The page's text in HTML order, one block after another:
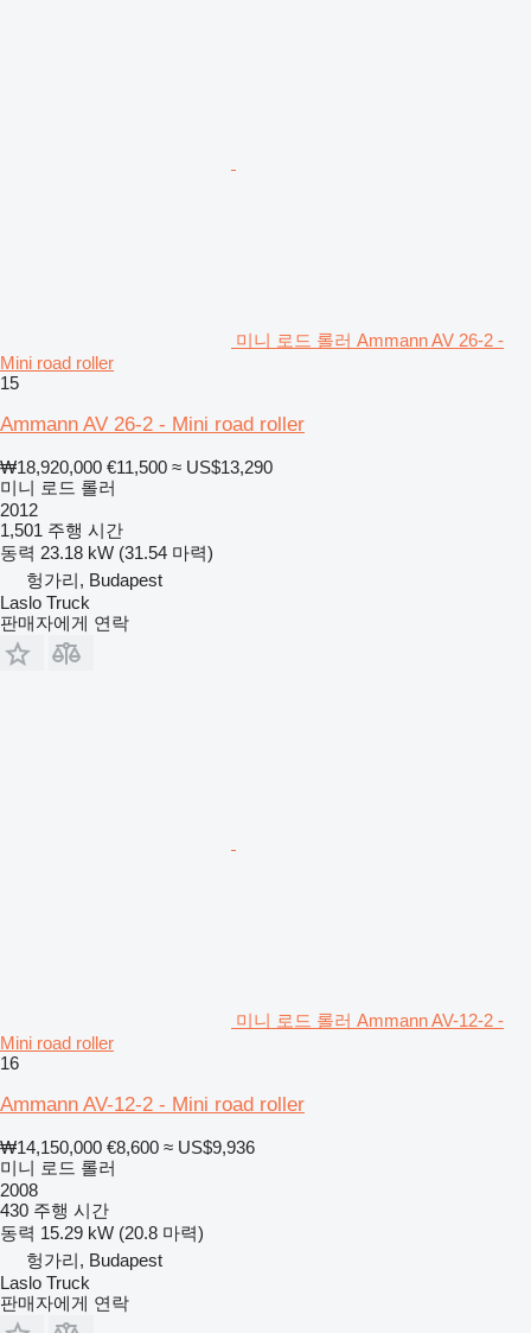
미니 로드 롤러 Ammann AV 26-2 -
Mini road roller
15
Ammann AV 26-2 - Mini road roller
₩18,920,000 €11,500 ≈ US$13,290
미니 로드 롤러
2012
1,501 주행 시간
동력 23.18 kW (31.54 마력)
헝가리, Budapest
Laslo Truck
판매자에게 연락
미니 로드 롤러 Ammann AV-12-2 -
Mini road roller
16
Ammann AV-12-2 - Mini road roller
₩14,150,000 €8,600 ≈ US$9,936
미니 로드 롤러
2008
430 주행 시간
동력 15.29 kW (20.8 마력)
헝가리, Budapest
Laslo Truck
판매자에게 연락